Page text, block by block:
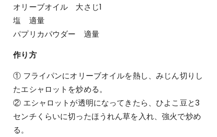
オリーブオイル 大さじ1
塩 適量
パプリカパウダー 適量
作り方
① フライパンにオリーブオイルを熱し、みじん切りし
たエシャロットを炒める。
② エシャロットが透明になってきたら、ひよこ豆と3
センチくらいに切ったほうれん草を入れ、強火で炒め
る。